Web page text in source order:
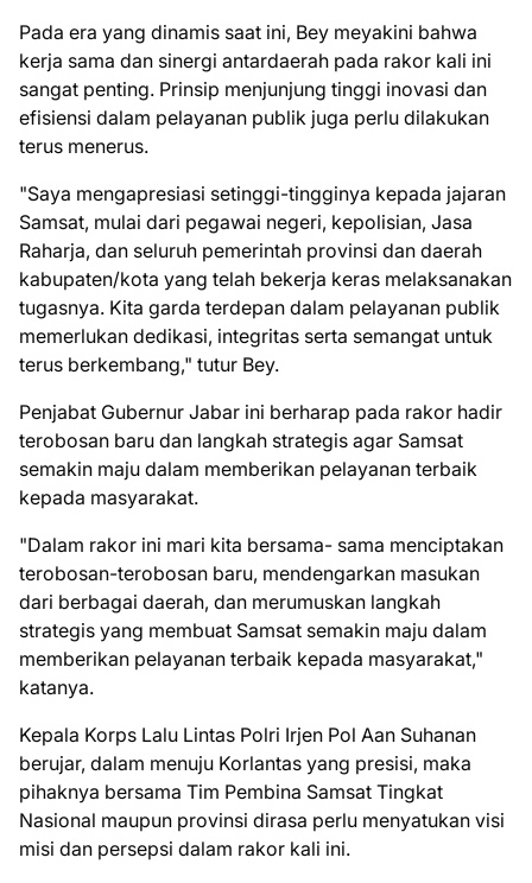
Pada era yang dinamis saat ini, Bey meyakini bahwa
kerja sama dan sinergi antardaerah pada rakor kali ini
sangat penting. Prinsip menjunjung tinggi inovasi dan
efisiensi dalam pelayanan publik juga perlu dilakukan
terus menerus.
"Saya mengapresiasi setinggi-tingginya kepada jajaran
Samsat, mulai dari pegawai negeri, kepolisian, Jasa
Raharja, dan seluruh pemerintah provinsi dan daerah
kabupaten/kota yang telah bekerja keras melaksanakan
tugasnya. Kita garda terdepan dalam pelayanan publik
memerlukan dedikasi, integritas serta semangat untuk
terus berkembang," tutur Bey.
Penjabat Gubernur Jabar ini berharap pada rakor hadir
terobosan baru dan langkah strategis agar Samsat
semakin maju dalam memberikan pelayanan terbaik
kepada masyarakat.
"Dalam rakor ini mari kita bersama- sama menciptakan
terobosan-terobosan baru, mendengarkan masukan
dari berbagai daerah, dan merumuskan langkah
strategis yang membuat Samsat semakin maju dalam
memberikan pelayanan terbaik kepada masyarakat,"
katanya.
Kepala Korps Lalu Lintas Polri Irjen Pol Aan Suhanan
berujar, dalam menuju Korlantas yang presisi, maka
pihaknya bersama Tim Pembina Samsat Tingkat
Nasional maupun provinsi dirasa perlu menyatukan visi
misi dan persepsi dalam rakor kali ini.